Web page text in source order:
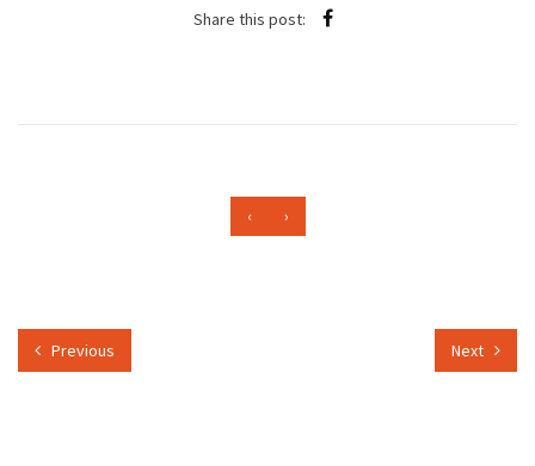
Share this post:
‹ ›
Previous Next